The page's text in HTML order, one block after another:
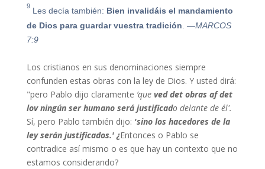
9 Les decía también: Bien invalidáis el mandamiento
de Dios para guardar vuestra tradición —MARCOS
7:9
Los cristianos en sus denominaciones siempre
confunden estas obras con la ley de Dios. Y usted dirá:
"pero Pablo dijo claramente ’que veddet obras afdet
lovningún ser humano será justificado delante de él'.
Sí, pero Pablo también dijo: 'sino los hacedores de la
ley serán justificados.' ¿Entonces o Pablo se
contradice así mismo o es que hay un contexto que no
estamos considerando?